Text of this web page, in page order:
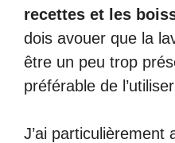
recettes et les
dois avouer que la
être un peu trop
préférable de
J’ai particulièrement